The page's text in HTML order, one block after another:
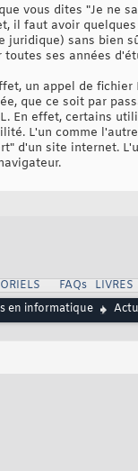
vous dites "Je ne
il faut avoir
juridique) sans bien
toutes ses années
un appel de
que ce soit par
En effet, certains
L'un comme
d'un site internet.
FAQs LIVRES
en informatique